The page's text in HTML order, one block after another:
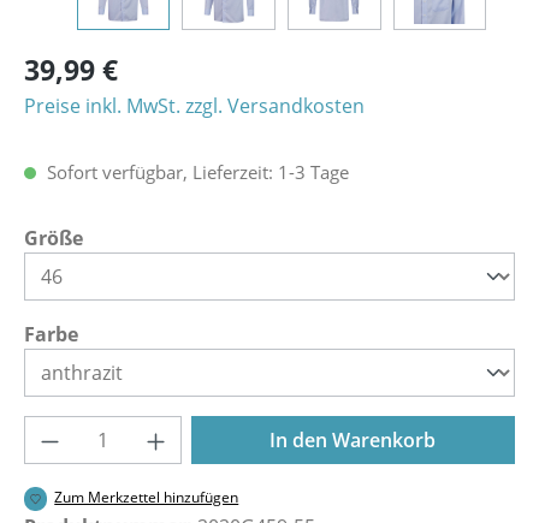
39,99 €
Preise inkl. MwSt. zzgl. Versandkosten
Sofort verfügbar, Lieferzeit: 1-3 Tage
Größeauswählen
Farbeauswählen
Produkt Anzahl: Gib den gewünschten
In den Warenkorb
Zum Merkzettel hinzufügen